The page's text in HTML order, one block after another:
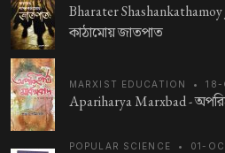
Bharater
কাঠামোয় জাতপাত
MARXIST EDUCATION • 18-
Apariharya Marxbad -
POPULAR SCIENCE • 01-